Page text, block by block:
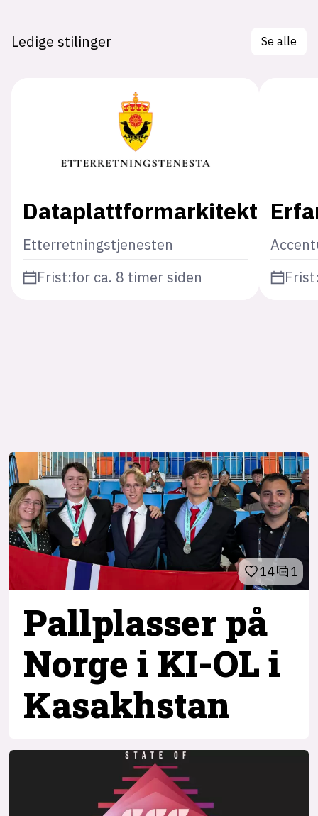
Ledige stilinger Se alle
Dataplattformarkitekt
Etterretningstjenesten
Frist:for ca. 8 timer siden
14 1
Pallplasser på
Norge i KI-OL i
Kasakhstan